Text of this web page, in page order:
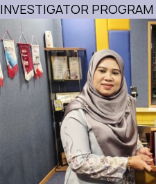
INVESTIGATOR